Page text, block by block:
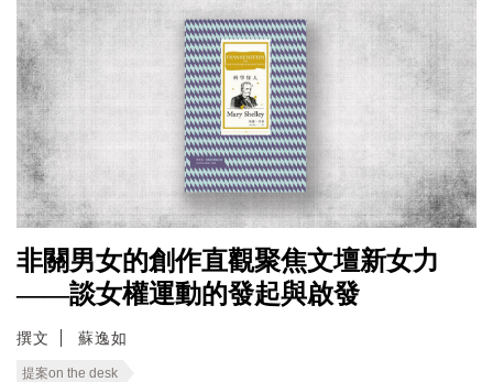
非關男女的創作直觀聚焦文壇新女力
——談女權運動的發起與啟發
撰文 蘇逸如
提案on the desk